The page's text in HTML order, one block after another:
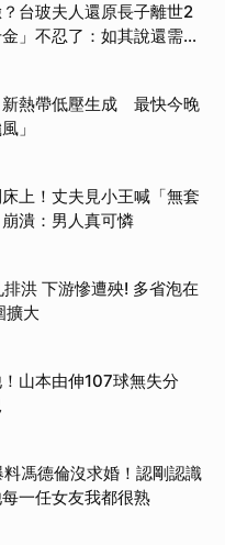
台玻夫人還原長子離世2
」不忍了：如其說還需要
新熱帶低壓生成 最快今晚
」
上！丈夫見小王喊「無套
潰：男人真可憐
洪 下游慘遭殃! 多省泡在
擴大
山本由伸107球無失分
馮德倫沒求婚！認剛認識
一任女友我都很熟